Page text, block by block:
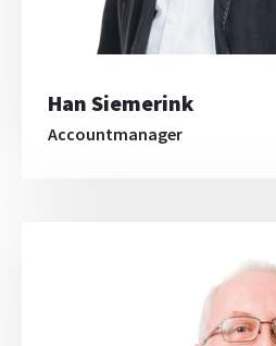
Han Siemerink
Accountmanager